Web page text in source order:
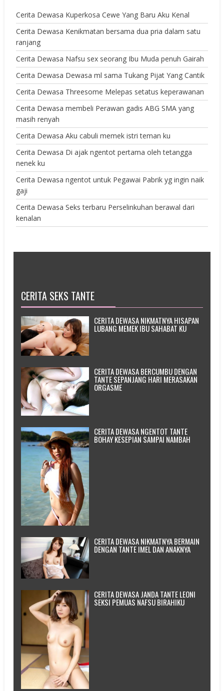
Cerita Dewasa Kuperkosa Cewe Yang Baru Aku Kenal
Cerita Dewasa Kenikmatan bersama dua pria dalam satu
ranjang
Cerita Dewasa Nafsu sex seorang Ibu Muda penuh Gairah
Cerita Dewasa Dewasa ml sama Tukang Pijat Yang Cantik
Cerita Dewasa Threesome Melepas setatus keperawanan
Cerita Dewasa membeli Perawan gadis ABG SMA yang
masih renyah
Cerita Dewasa Aku cabuli memek istri teman ku
Cerita Dewasa Di ajak ngentot pertama oleh tetangga
nenek ku
Cerita Dewasa ngentot untuk Pegawai Pabrik yg ingin naik
gaji
Cerita Dewasa Seks terbaru Perselinkuhan berawal dari
kenalan
CERITA SEKS TANTE
CERITA DEWASA NIKMATNYA HISAPAN
LUBANG MEMEK IBU SAHABAT KU
CERITA DEWASA BERCUMBU DENGAN
TANTE SEPANJANG HARI MERASAKAN
ORGASME
CERITA DEWASA NGENTOT TANTE
BOHAY KESEPIAN SAMPAI NAMBAH
CERITA DEWASA NIKMATNYA BERMAIN
DENGAN TANTE IMEL DAN ANAKNYA
CERITA DEWASA JANDA TANTE LEONI
SEKSI PEMUAS NAFSU BIRAHIKU